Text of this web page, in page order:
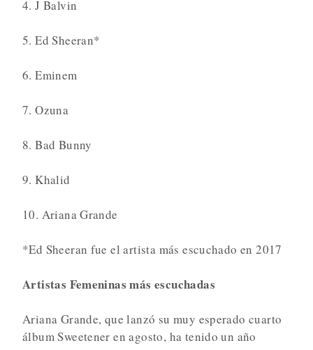
4. J Balvin
5. Ed Sheeran*
6. Eminem
7. Ozuna
8. Bad Bunny
9. Khalid
10. Ariana Grande
*Ed Sheeran fue el artista más escuchado en 2017
Artistas Femeninas más escuchadas
Ariana Grande, que lanzó su muy esperado cuarto
álbum Sweetener en agosto, ha tenido un año